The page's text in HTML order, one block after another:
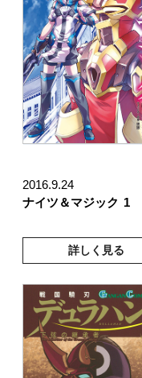
2016.9.24
ナイツ＆マジック 1
詳しく見る